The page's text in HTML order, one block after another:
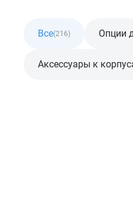
Все(216) Опции
Аксессуары к